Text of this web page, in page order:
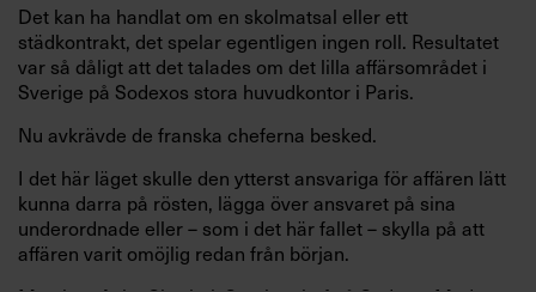
Det kan ha handlat om en skolmatsal eller ett
städkontrakt, det spelar egentligen ingen roll. Resultatet
var så dåligt att det talades om det lilla affärsområdet i
Sverige på Sodexos stora huvudkontor i Paris.
Nu avkrävde de franska cheferna besked.
I det här läget skulle den ytterst ansvariga för affären lätt
kunna darra på rösten, lägga över ansvaret på sina
underordnade eller – som i det här fallet – skylla på att
affären varit omöjlig redan från början.